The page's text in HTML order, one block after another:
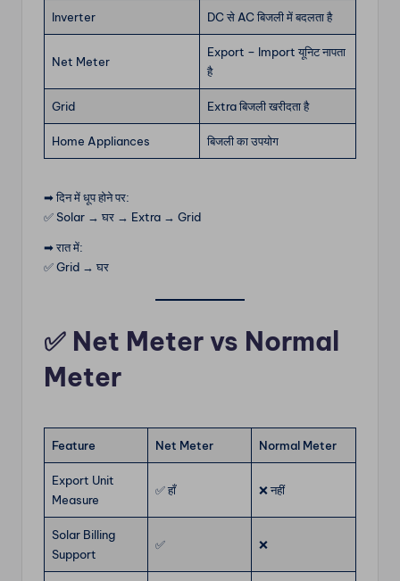
Inverter DC से AC बिजली में बदलता है
Net Meter
Export – Import यूनिट नापता
है
Grid Extra बिजली खरीदता है
Home Appliances बिजली का उपयोग
➡ दिन में धूप होने पर:
✅ Solar → घर → Extra → Grid
➡ रात में:
✅ Grid → घर
✅ Net Meter vs Normal
Meter
Feature Net Meter Normal Meter
Export Unit
Measure
✅ हाँ ❌ नहीं
Solar Billing
Support
✅ ❌